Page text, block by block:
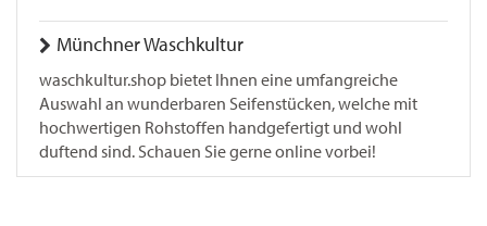
Münchner Waschkultur
waschkultur.shop bietet Ihnen eine umfangreiche
Auswahl an wunderbaren Seifenstücken, welche mit
hochwertigen Rohstoffen handgefertigt und wohl
duftend sind. Schauen Sie gerne online vorbei!